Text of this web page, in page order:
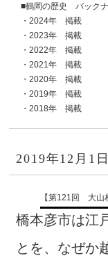
■鶴岡の歴史 バック
・2024年 掲載
・2023年 掲載
・2022年 掲載
・2021年 掲載
・2020年 掲載
・2019年 掲載
・2018年 掲載
2019年12月1
【第121回 大山
橋本彦市は江
とを、なぜか